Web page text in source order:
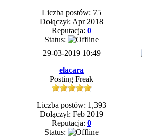
Liczba postów: 75
Dołączył: Apr 2018
Reputacja: 0
Status:
29-03-2019 10:49
elacara
Posting Freak
Liczba postów: 1,393
Dołączył: Feb 2019
Reputacja: 0
Status: